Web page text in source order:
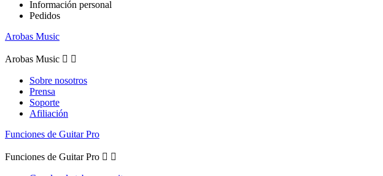
Información personal
Pedidos
Arobas Music
Arobas Music  
Sobre nosotros
Prensa
Soporte
Afiliación
Funciones de Guitar Pro
Funciones de Guitar Pro  